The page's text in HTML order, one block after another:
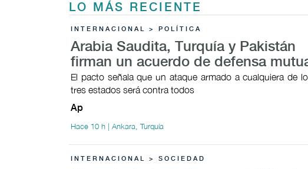
LO MÁS RECIENTE
INTERNACIONAL > POLÍTICA
Arabia Saudita, Turquía y Pakistán
firman un acuerdo de defensa
El pacto señala que un ataque armado a cualquiera de
tres estados será contra todos
Ap
Hace 10 h | Ankara, Turquía
INTERNACIONAL > SOCIEDAD